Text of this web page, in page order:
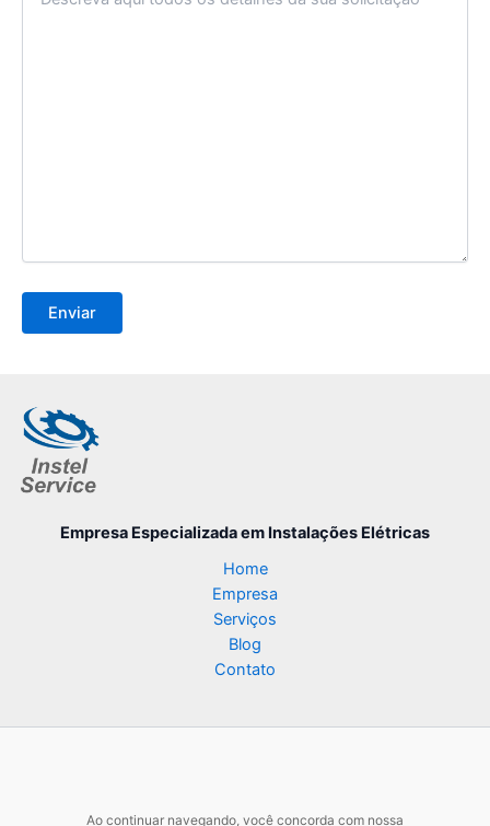
Empresa Especializadaem Instalações Elétricas
Home
Empresa
Serviços
Blog
Contato
Ao continuar navegando, você concorda com nossa